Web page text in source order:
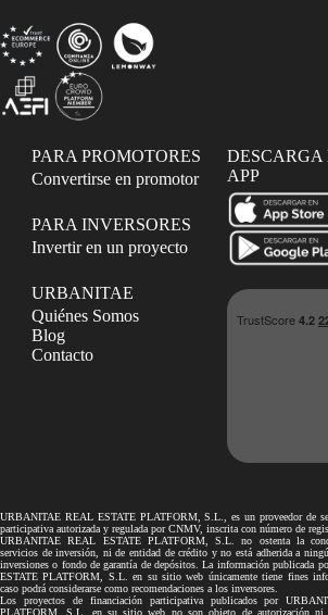
PARA PROMOTORES
Convertirse en promotor
PARA INVERSORES
Invertir en un proyecto
URBANITAE
Quiénes Somos
Blog
Contacto
DESCARGA
APP
URBANITAE REAL ESTATE PLATFORM, S.L., es un proveedor de
participativa autorizada y regulada por CNMV, inscrita con número de
URBANITAE REAL ESTATE PLATFORM, S.L. no ostenta la
servicios de inversión, ni de entidad de crédito y no está adherida a
inversiones o fondo de garantía de depósitos. La información publicada
ESTATE PLATFORM, S.L. en su sitio web únicamente tiene fines
caso podrá considerarse como recomendaciones a los inversores.
Los proyectos de financiación participativa publicados por
PLATFORM, S.L. en su sitio web no son objeto de autorización ni